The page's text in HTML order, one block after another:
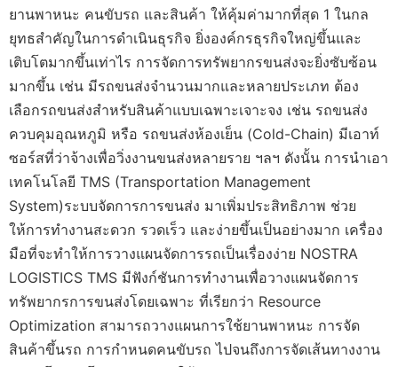
ยานพาหนะ คนขับรถ และสินค้า ให้คุ้มค่ามากที่สุด 1 ในกล
ยุทธสำคัญในการดำเนินธุรกิจ ยิ่งองค์กรธุรกิจใหญ่ขึ้นและ
เติบโตมากขึ้นเท่าไร การจัดการทรัพยากรขนส่งจะยิ่งซับซ้อน
มากขึ้น เช่น มีรถขนส่งจำนวนมากและหลายประเภท ต้อง
เลือกรถขนส่งสำหรับสินค้าแบบเฉพาะเจาะจง เช่น รถขนส่ง
ควบคุมอุณหภูมิ หรือ รถขนส่งห้องเย็น (Cold-Chain) มีเอาท์
ซอร์สที่ว่าจ้างเพื่อวิ่งงานขนส่งหลายราย ฯลฯ ดังนั้น การนำเอา
เทคโนโลยี TMS (Transportation Management
System)ระบบจัดการการขนส่ง มาเพิ่มประสิทธิภาพ ช่วย
ให้การทำงานสะดวก รวดเร็ว และง่ายขึ้นเป็นอย่างมาก เครื่อง
มือที่จะทำให้การวางแผนจัดการรถเป็นเรื่องง่าย NOSTRA
LOGISTICS TMS มีฟังก์ชันการทำงานเพื่อวางแผนจัดการ
ทรัพยากรการขนส่งโดยเฉพาะ ที่เรียกว่า Resource
Optimization สามารถวางแผนการใช้ยานพาหนะ การจัด
สินค้าขึ้นรถ การกำหนดคนขับรถ ไปจนถึงการจัดเส้นทางงาน